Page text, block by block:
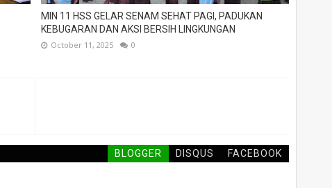
MIN 11 HSS GELAR SENAM SEHAT PAGI, PADUKAN
KEBUGARAN DAN AKSI BERSIH LINGKUNGAN
October 11, 2025 0
BLOGGER DISQUS FACEBOOK